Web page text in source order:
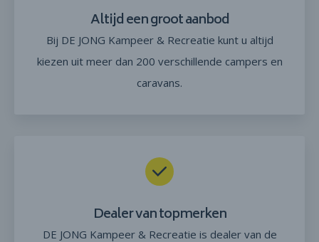
Altijd een groot aanbod
Bij DE JONG Kampeer & Recreatie kunt u altijd
kiezen uit meer dan 200 verschillende campers en
caravans.
Dealer van topmerken
DE JONG Kampeer & Recreatie is dealer van de